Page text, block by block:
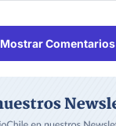
Mostrar Comentarios